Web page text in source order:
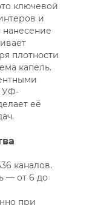
ключевой
и
нанесение
плотности
капель.
УФ-
её
каналов.
— от 6 до
при